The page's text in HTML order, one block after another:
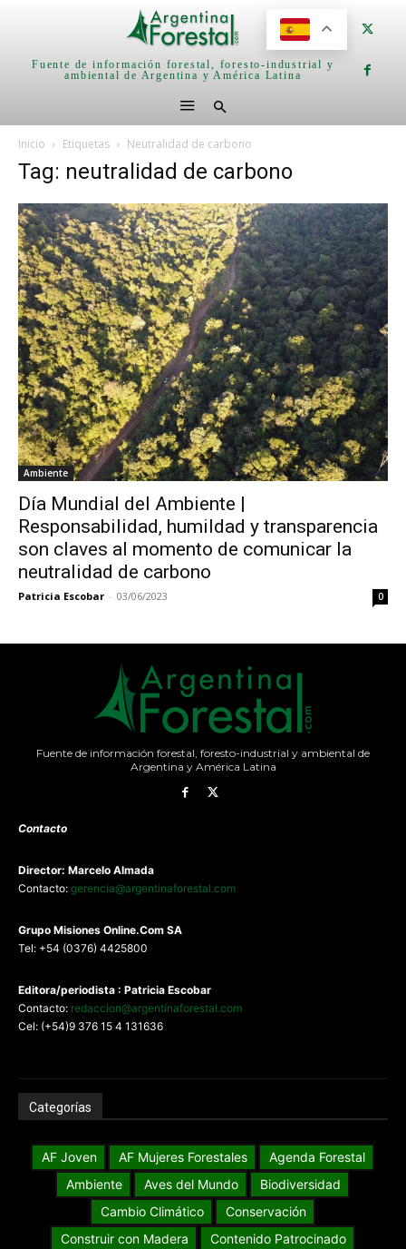
Fuente de información forestal, foresto-industrial y
ambiental de Argentina y América Latina
Inicio Etiquetas Neutralidad de carbono
Tag: neutralidad de carbono
Ambiente
Día Mundial del Ambiente |
Responsabilidad, humildad y transparencia
son claves al momento de comunicar la
neutralidad de carbono
Patricia Escobar - 03/06/2023 0
Fuente de información forestal, foresto-industrial y ambiental de
Argentina y América Latina
Contacto
Director: Marcelo Almada
Contacto: gerencia@argentinaforestal.com
Grupo Misiones Online.Com SA
Tel: +54 (0376) 4425800
Editora/periodista : Patricia Escobar
Contacto: redaccion@argentinaforestal.com
Cel: (+54)9 376 15 4 131636
Categorías
AF Joven AF Mujeres Forestales
Agenda Forestal
Ambiente
Aves del Mundo
Biodiversidad
Cambio Climático
Conservación
Construir con Madera
Contenido Patrocinado